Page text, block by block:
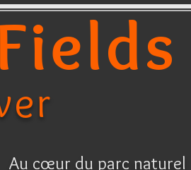
Au cœur du parc naturel